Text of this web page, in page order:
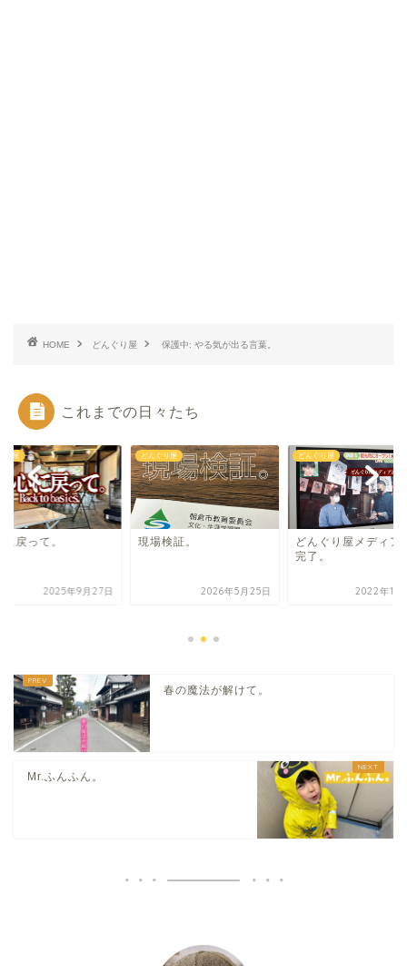
HOME どんぐり屋 保護中: やる気が出る言葉。
これまでの日々たち
り屋
戻って。
2025年9月27日
どんぐり屋
現場検証。
2026年5月25日
どんぐり屋
どんぐり屋メディア
完了。
2022年11
春の魔法が解けて。
Mr.ふんふん。